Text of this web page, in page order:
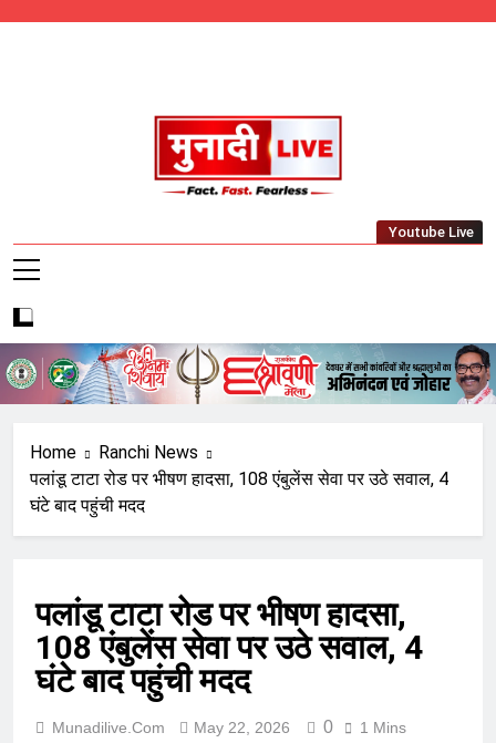
Munadi Live – Jharkhand's Leading Local
Youtube Live
Home
Ranchi News
पलांडू टाटा रोड पर भीषण हादसा, 108 एंबुलेंस सेवा पर उठे सवाल, 4
घंटे बाद पहुंची मदद
पलांडू टाटा रोड पर भीषण हादसा,
108 एंबुलेंस सेवा पर उठे सवाल, 4
घंटे बाद पहुंची मदद
Munadilive.com May 22, 2026 0 1 Mins